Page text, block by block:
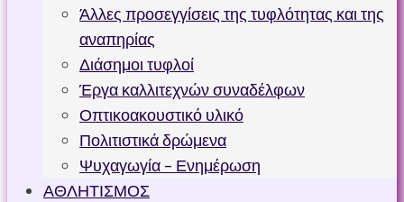
Άλλες προσεγγίσεις της τυφλότητας και της
αναπηρίας
Διάσημοι τυφλοί
Έργα καλλιτεχνών συναδέλφων
Οπτικοακουστικό υλικό
Πολιτιστικά δρώμενα
Ψυχαγωγία – Ενημέρωση
ΑΘΛΗΤΙΣΜΟΣ